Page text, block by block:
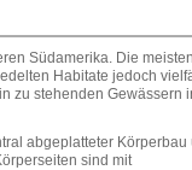
Südamerika. Die
Habitate jedoch
zu stehenden Gewässern
abgeplatteter Körperbau
sind mit